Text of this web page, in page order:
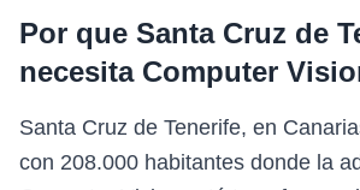
Por que Santa Cruz de
necesita Computer
Santa Cruz de Tenerife, en
con 208.000 habitantes donde la